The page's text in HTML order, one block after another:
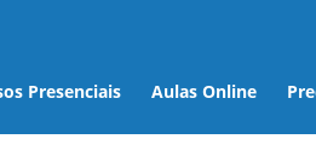
Presenciais Aulas Online